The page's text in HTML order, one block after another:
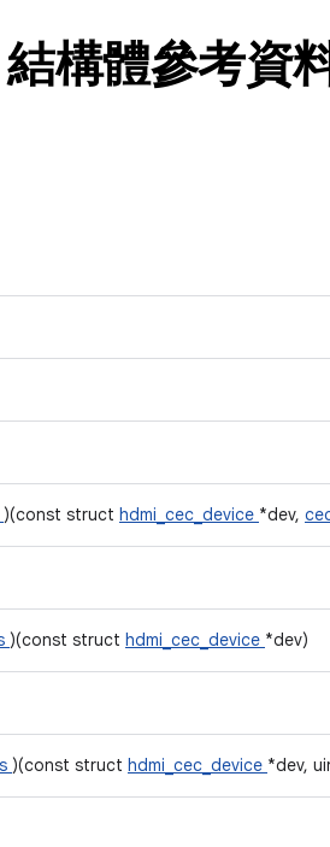
構體參考資
)(const struct hdmi_cec_device *dev,
)(const struct hdmi_cec_device *dev)
)(const struct hdmi_cec_device *dev,